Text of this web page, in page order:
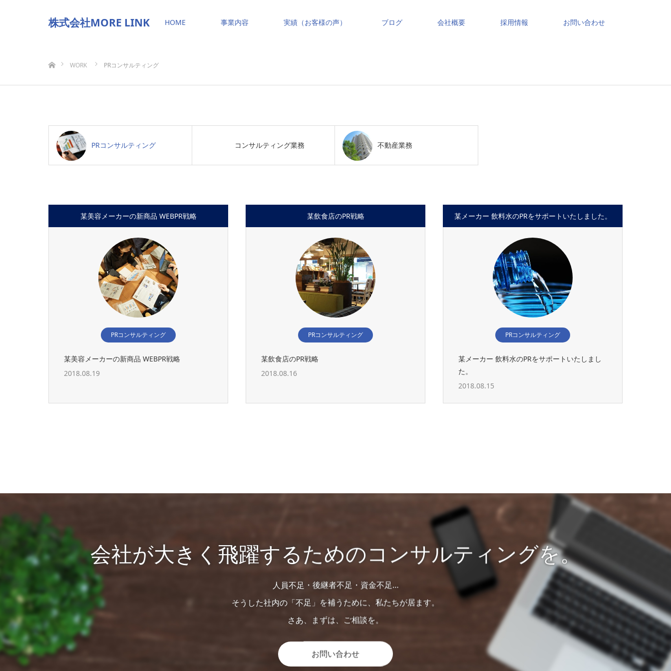
株式会社MORE LINK HOME 事業内容 実績（お客様の声） ブログ 会社概要 採用情報 お問い合わせ
WORK
PRコンサルティング
PRコンサルティング コンサルティング業務 不動産業務
某美容メーカーの新商品 WEBPR戦略
PRコンサルティング
某美容メーカーの新商品 WEBPR戦略
2018.08.19
某飲食店のPR戦略
PRコンサルティング
某飲食店のPR戦略
2018.08.16
某メーカー 飲料水のPRをサポートいたしました。
PRコンサルティング
某メーカー 飲料水のPRをサポートいたしまし
た。
2018.08.15
会社が大きく飛躍するためのコンサルティングを。
人員不足・後継者不足・資金不足…
そうした社内の「不足」を補うために、私たちが居ます。
さあ、まずは、ご相談を。
お問い合わせ